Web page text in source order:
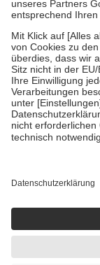
Um das
stärken und die
fallenkeine
• Kindern und
mit Ausnahme der
• Untersuchungen
GKV getragen
• empfohlenen
• Harn- und
getroffen, um
https://
Einige Bilder und